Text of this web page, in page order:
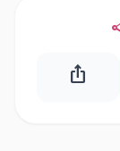
ios_share